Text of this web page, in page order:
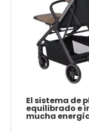
El sistema de
equilibrado e
mucha